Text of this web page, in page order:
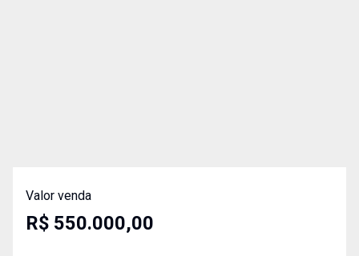
Valor venda
R$ 550.000,00